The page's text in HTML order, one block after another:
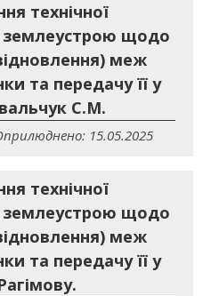
технічної
землеустрою щодо
меж
та передачу її у
С.М.
15.05.2025
технічної
землеустрою щодо
меж
та передачу її у